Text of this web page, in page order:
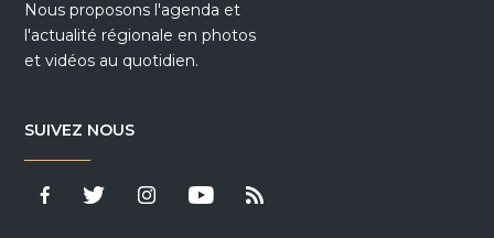
Nous proposons l'agenda et
l'actualité régionale en photos
et vidéos au quotidien.
SUIVEZ NOUS